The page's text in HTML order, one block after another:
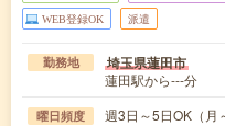
WEB登録OK 派遣
勤務地 埼玉県蓮田市
蓮田駅から---分
曜日頻度 週3日～5日OK（